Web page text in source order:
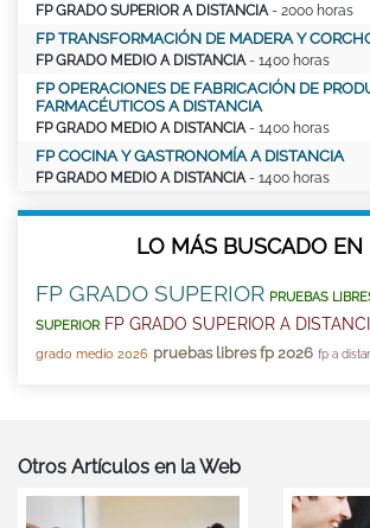
FP GRADO SUPERIOR A DISTANCIA- 2000 horas
FP TRANSFORMACIÓN DE MADERA Y
FP GRADO MEDIO A DISTANCIA- 1400 horas
FP OPERACIONES DE FABRICACIÓN DE
FARMACÉUTICOS A DISTANCIA
FP GRADO MEDIO A DISTANCIA- 1400 horas
FP COCINA Y GASTRONOMÍA A DISTANCIA
FP GRADO MEDIO A DISTANCIA- 1400 horas
LO MÁS BUSCADO EN
FP GRADO SUPERIOR PRUEBAS
SUPERIOR FP GRADO SUPERIOR A
grado medio 2026 pruebas libres fp 2026 fp a
Otros Artículos en la Web